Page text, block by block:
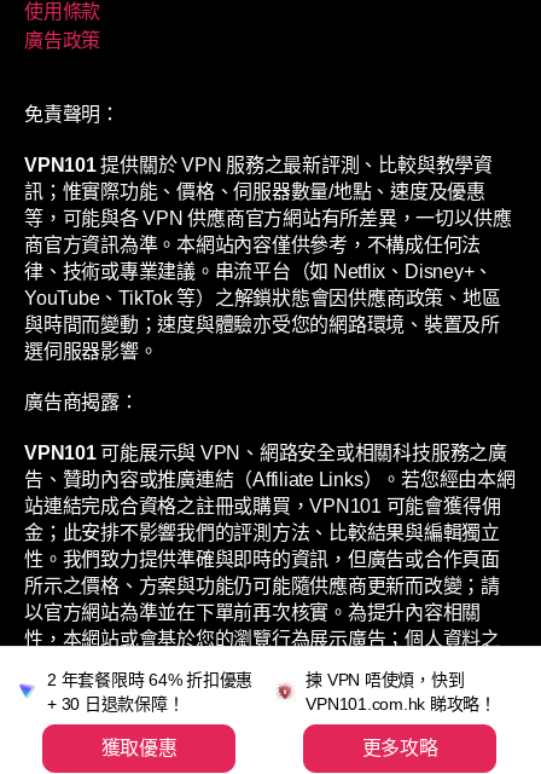
使用條款
廣告政策
免責聲明：
VPN101提供關於 VPN 服務之最新評測、比較與教學資
訊；惟實際功能、價格、伺服器數量/地點、速度及優惠
等，可能與各 VPN 供應商官方網站有所差異，一切以供應
商官方資訊為準。本網站內容僅供參考，不構成任何法
律、技術或專業建議。串流平台（如 Netflix、Disney+、
YouTube、TikTok 等）之解鎖狀態會因供應商政策、地區
與時間而變動；速度與體驗亦受您的網路環境、裝置及所
選伺服器影響。
廣告商揭露：
VPN101可能展示與 VPN、網路安全或相關科技服務之廣
告、贊助內容或推廣連結（Affiliate Links）。若您經由本網
站連結完成合資格之註冊或購買，VPN101 可能會獲得佣
金；此安排不影響我們的評測方法、比較結果與編輯獨立
性。我們致力提供準確與即時的資訊，但廣告或合作頁面
所示之價格、方案與功能仍可能隨供應商更新而改變；請
以官方網站為準並在下單前再次核實。為提升內容相關
性，本網站或會基於您的瀏覽行為展示廣告；個人資料之
©2026 VPN101 by GC Talk Limited
2 年套餐限時 64% 折扣優惠
+ 30 日退款保障！
獲取優惠
揀 VPN 唔使煩，快到
VPN101.com.hk 睇攻略！
更多攻略